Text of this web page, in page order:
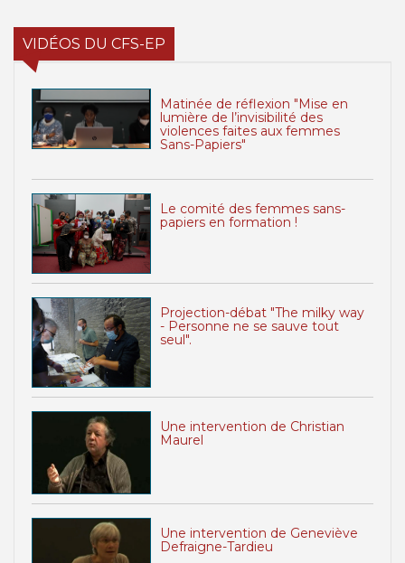
VIDÉOS DU CFS-EP
Matinée de réflexion "Mise en
lumière de l’invisibilité des
violences faites aux femmes
Sans-Papiers"
Le comité des femmes sans-
papiers en formation !
Projection-débat "The milky way
- Personne ne se sauve tout
seul".
Une intervention de Christian
Maurel
Une intervention de Geneviève
Defraigne-Tardieu